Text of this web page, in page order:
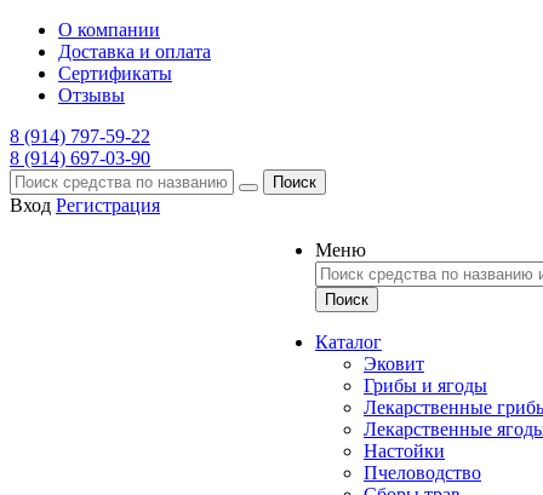
О компании
Доставка и оплата
Сертификаты
Отзывы
8 (914) 797-59-22
8 (914) 697-03-90
Поиск
Вход Регистрация
Меню
Каталог
Эковит
Грибы и ягоды
Лекарственные
Лекарственные
Настойки
Пчеловодство